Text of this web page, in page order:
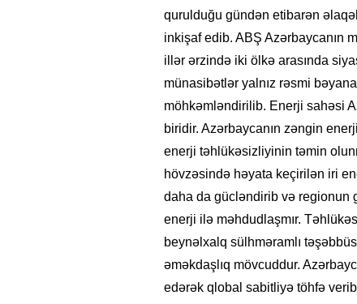
qurulduğu gündən etibarən
inkişaf edib. ABŞ Azərbaycanın
illər ərzində iki ölkə arasında
münasibətlər yalnız rəsmi
möhkəmləndirilib. Enerji sahəsi
biridir. Azərbaycanın zəngin
enerji təhlükəsizliyinin təmin
hövzəsində həyata keçirilən iri
daha da gücləndirib və regionun
enerji ilə məhdudlaşmır.
beynəlxalq sülhməramlı
əməkdaşlıq mövcuddur.
edərək qlobal sabitliyə töhfə